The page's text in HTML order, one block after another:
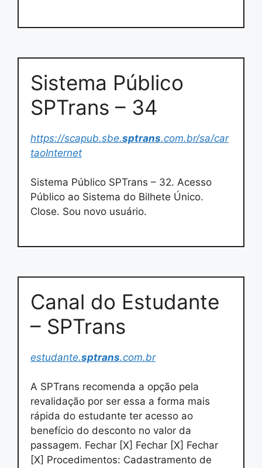
Sistema Público
SPTrans – 34
https://scapub.sbe.sptrans.com.br/sa/car
taoInternet
Sistema Público SPTrans – 32. Acesso
Público ao Sistema do Bilhete Único.
Close. Sou novo usuário.
Canal do Estudante
– SPTrans
estudante.sptrans.com.br
A SPTrans recomenda a opção pela
revalidação por ser essa a forma mais
rápida do estudante ter acesso ao
benefício do desconto no valor da
passagem. Fechar [X] Fechar [X] Fechar
[X] Procedimentos: Cadastramento de